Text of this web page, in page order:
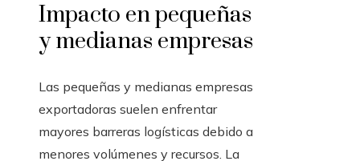
Impacto en pequeñas
y medianas empresas
Las pequeñas y medianas empresas
exportadoras suelen enfrentar
mayores barreras logísticas debido a
menores volúmenes y recursos. La